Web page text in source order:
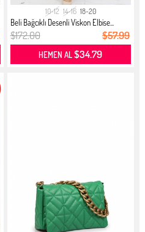
10-12 14-16 18-20
Beli Bağcıklı Desenli Viskon Elbise...
$172.00 $57.99
HEMEN AL$34.79